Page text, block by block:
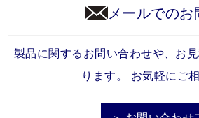
メールでの
製品に関するお問い合わせや、お
ります。 お気軽にご